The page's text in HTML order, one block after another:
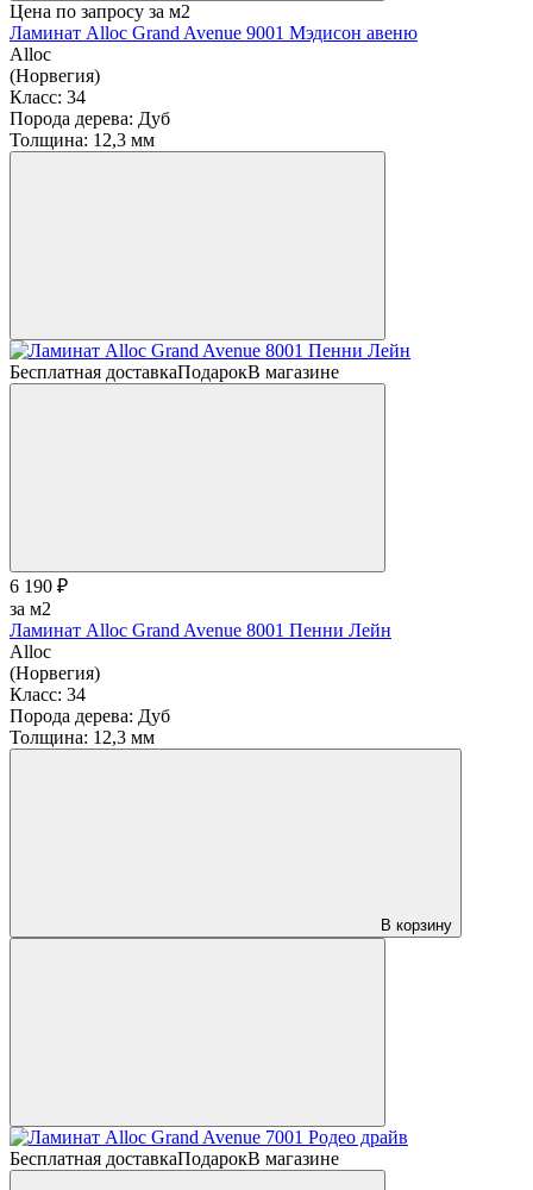
Цена по запросу за м2
Ламинат Alloc Grand Avenue 9001 Мэдисон авеню
Alloc
(Норвегия)
Класс: 34
Порода дерева: Дуб
Толщина: 12,3 мм
Бесплатная доставкаПодарокВ магазине
6 190 ₽
за м2
Ламинат Alloc Grand Avenue 8001 Пенни Лейн
Alloc
(Норвегия)
Класс: 34
Порода дерева: Дуб
Толщина: 12,3 мм
В корзину
Бесплатная доставкаПодарокВ магазине